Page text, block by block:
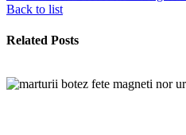
Back to list
Related Posts